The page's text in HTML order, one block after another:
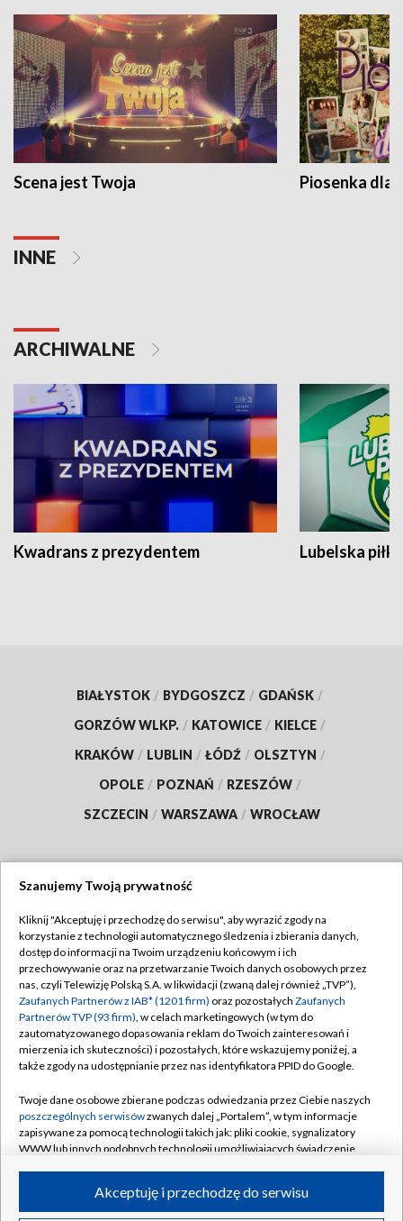
Scena jest Twoja Piosenka dla
INNE
ARCHIWALNE
Kwadrans z prezydentem Lubelska piłka
BIAŁYSTOK / BYDGOSZCZ / GDAŃSK /
GORZÓW WLKP. / KATOWICE / KIELCE /
KRAKÓW / LUBLIN / ŁÓDŹ / OLSZTYN /
OPOLE / POZNAŃ / RZESZÓW /
SZCZECIN / WARSZAWA / WROCŁAW
TVP
Abonament TVP
Emisja w TVP
Centrum informacji TVP
Naziemna Telewizja Cyfrowa
Rada Programowa
System NOS
Informacje o nadawcy
Program dla prasy
Regulamin TVP
Polityka prywatności
Moje zgody
Pomoc
Kontakt
Kanały
Szanujemy Twoją prywatność
Kliknij "Akceptuję i przechodzę do serwisu", aby wyrazić zgody na
korzystanie z technologii automatycznego śledzenia i zbierania danych,
dostęp do informacji na Twoim urządzeniu końcowym i ich
przechowywanie oraz na przetwarzanie Twoich danych osobowych przez
nas, czyli Telewizję Polską S.A. w likwidacji (zwaną dalej również „TVP”),
Zaufanych Partnerów z IAB* (1201 firm) oraz pozostałych Zaufanych
Partnerów TVP (93 firm), w celach marketingowych (w tym do
zautomatyzowanego dopasowania reklam do Twoich zainteresowań i
mierzenia ich skuteczności) i pozostałych, które wskazujemy poniżej, a
także zgody na udostępnianie przez nas identyfikatora PPID do Google.
Twoje dane osobowe zbierane podczas odwiedzania przez Ciebie naszych
poszczególnych serwisówzwanych dalej „Portalem”, w tym informacje
zapisywane za pomocą technologii takich jak: pliki cookie, sygnalizatory
WWW lub innych podobnych technologii umożliwiających świadczenie
ruchu w Internecie.Akceptuję i przechodzę do serwisu